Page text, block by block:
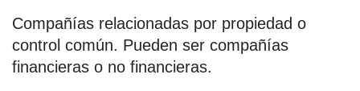
Compañías relacionadas por propiedad o
control común. Pueden ser compañías
financieras o no financieras.